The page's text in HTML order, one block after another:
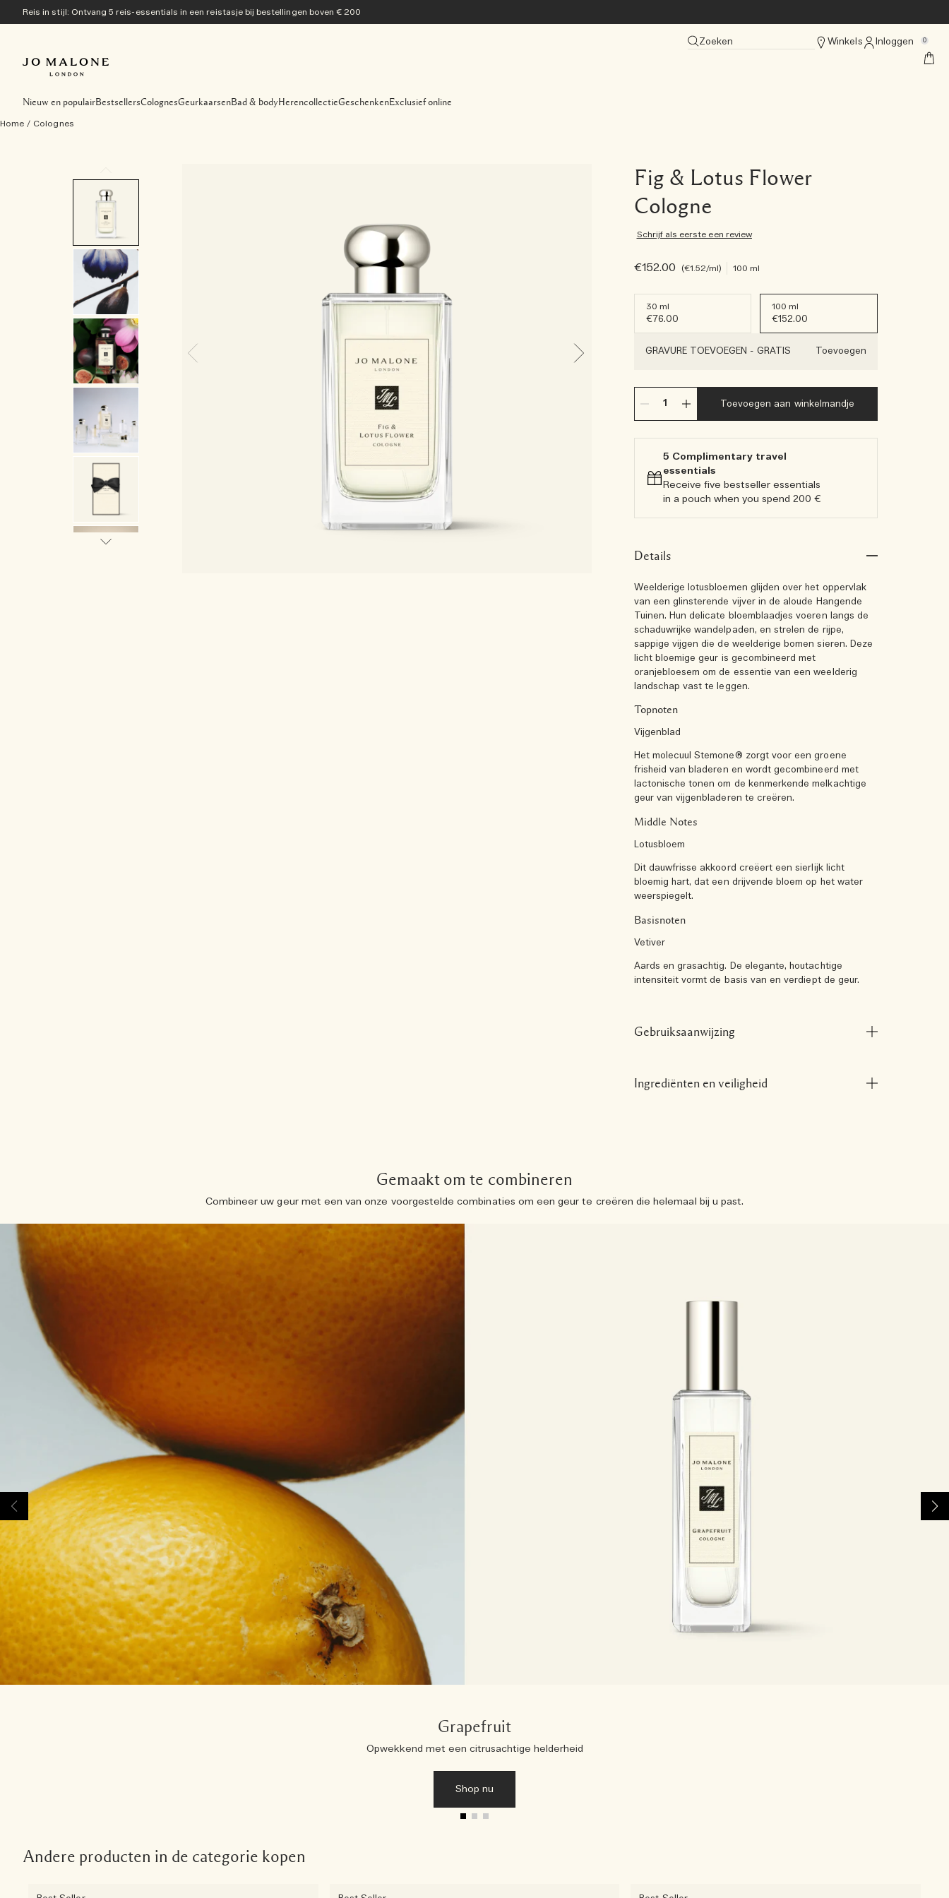
Reis in stijl: Ontvang 5 reis-essentials in een reistasje bij bestellingen boven € 200
Zoeken Winkels Inloggen 0
Nieuw en populairBestsellersColognesGeurkaarsenBad & bodyHerencollectieGeschenkenExclusief online
Home / Colognes
Fig & Lotus Flower
Cologne
Schrijf als eerste een review
€152.00 €1.52/ml 100 ml
30 ml
€76.00
100 ml
€152.00
GRAVURE TOEVOEGEN - GRATIS Toevoegen
Toevoegen aan winkelmandje
5 Complimentary travel
essentials​
Receive five bestseller essentials
in a pouch when you spend 200 €
Details
Weelderige lotusbloemen glijden over het oppervlak
van een glinsterende vijver in de aloude Hangende
Tuinen. Hun delicate bloemblaadjes voeren langs de
schaduwrijke wandelpaden, en strelen de rijpe,
sappige vijgen die de weelderige bomen sieren. Deze
licht bloemige geur is gecombineerd met
oranjebloesem om de essentie van een weelderig
landschap vast te leggen.
Topnoten
Vijgenblad
Het molecuul Stemone® zorgt voor een groene
frisheid van bladeren en wordt gecombineerd met
lactonische tonen om de kenmerkende melkachtige
geur van vijgenbladeren te creëren.
Middle Notes
Lotusbloem
Dit dauwfrisse akkoord creëert een sierlijk licht
bloemig hart, dat een drijvende bloem op het water
weerspiegelt.
Basisnoten
Vetiver
Aards en grasachtig. De elegante, houtachtige
intensiteit vormt de basis van en verdiept de geur.
Gebruiksaanwijzing
Ingrediënten en veiligheid
Gemaakt om te combineren
Combineer uw geur met een van onze voorgestelde combinaties om een ​​geur te creëren die helemaal bij u past.
Grapefruit
Opwekkend met een citrusachtige helderheid
Shop nu
Andere producten in de categorie kopen